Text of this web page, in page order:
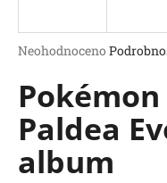
Průměrné
produktu
je
0,0
hvězdiček.
Neohodnoceno
Pokémon
Paldea
album
j
t
?